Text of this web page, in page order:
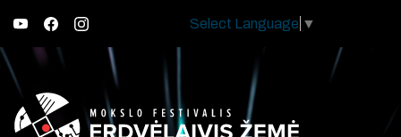
Select Language ▼